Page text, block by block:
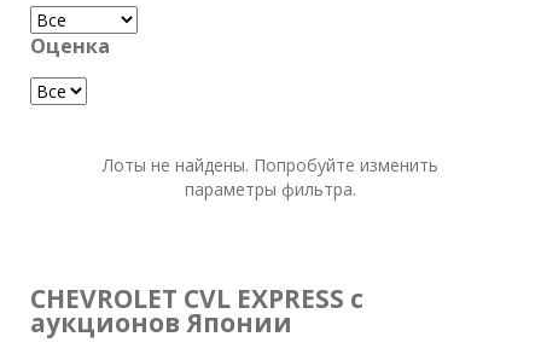
Оценка
Лоты не найдены. Попробуйте изменить
параметры фильтра.
CHEVROLET CVL EXPRESS с
аукционов Японии